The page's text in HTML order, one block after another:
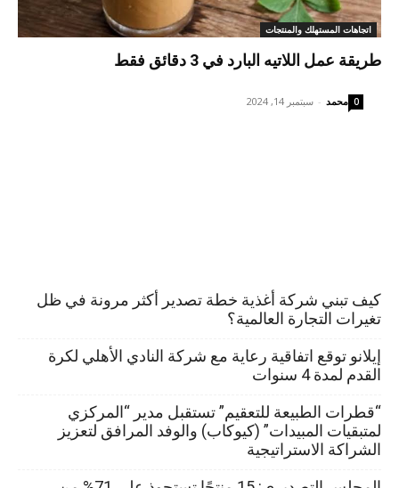
اتجاهات المستهلك والمنتجات
طريقة عمل اللاتيه البارد في 3 دقائق فقط
محمد - سبتمبر 14, 2024 0
كيف تبني شركة أغذية خطة تصدير أكثر مرونة في ظل
تغيرات التجارة العالمية؟
إيلانو توقع اتفاقية رعاية مع شركة النادي الأهلي لكرة
القدم لمدة 4 سنوات
“قطرات الطبيعة للتعقيم” تستقبل مدير “المركزي
لمتبقيات المبيدات” (كيوكاب) والوفد المرافق لتعزيز
الشراكة الاستراتيجية